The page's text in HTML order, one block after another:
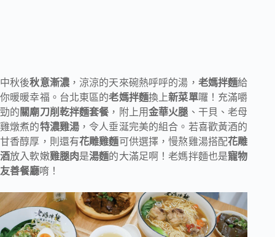
中秋後秋意漸濃，涼涼的天來碗熱呼呼的湯， 老媽拌麵給
你暖暖幸福。台北東區的老媽拌麵換上新菜單囉！充滿嚼
勁的 關廟刀削乾拌麵套餐 ，附上用金華火腿 、干貝、老母
雞燉煮的特濃雞湯 ，令人垂涎完美的組合。若喜歡黃酒的
甘香醇厚，則還有花雕雞麵可供選擇，慢熬雞湯搭配花雕
酒放入軟嫩雞腿肉是湯麵的大滿足啊！老媽拌麵也是寵物
友善餐廳唷！